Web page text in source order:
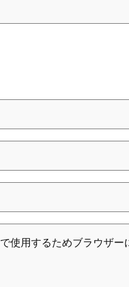
使用するためブラウザー